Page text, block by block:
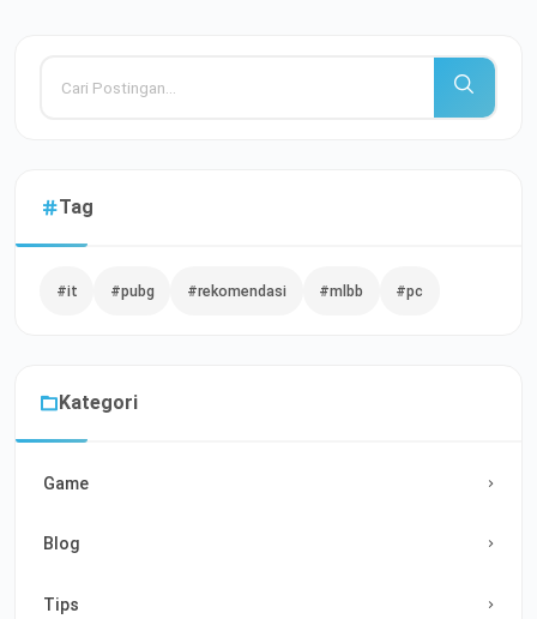
Tag
#it #pubg #rekomendasi #mlbb #pc
Kategori
Game
Blog
Tips